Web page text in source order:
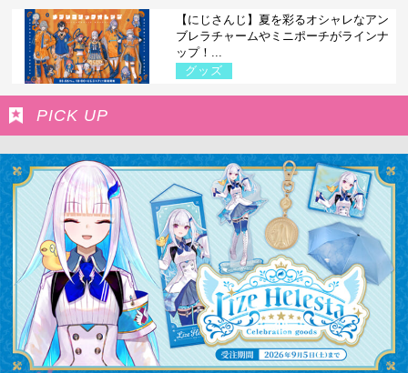
【にじさんじ】夏を彩るオシャレなアン
ブレラチャームやミニポーチがラインナ
ップ！...
グッズ
PICK UP